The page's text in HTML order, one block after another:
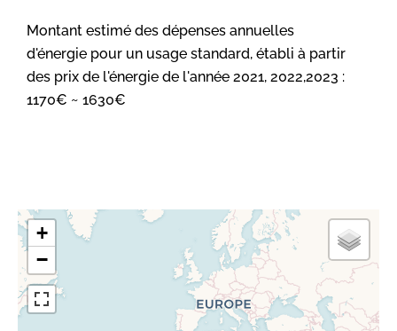
Montant estimé des dépenses annuelles
d'énergie pour un usage standard, établi à partir
des prix de l'énergie de l'année 2021, 2022,2023 :
1170€ ~ 1630€
+
−